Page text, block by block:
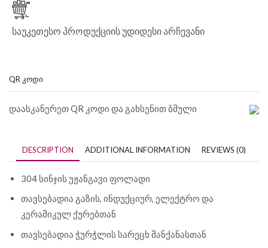
საუკეთესო პროდუქციის უდიდესი არჩევანი
QR ᲙᲝᲓᲘ
დაასკანერეთ QR კოდი და გახსენით ბმული
DESCRIPTION ADDITIONAL INFORMATION REVIEWS (0)
304 სინჯის უჟანგავი ფოლადი
თავსებადია გაზის, ინდუქციურ, ელექტრო და
კერამიკულ ქურებთან
თავსებადია ჭურჭლის სარეცხ მანქანასთან